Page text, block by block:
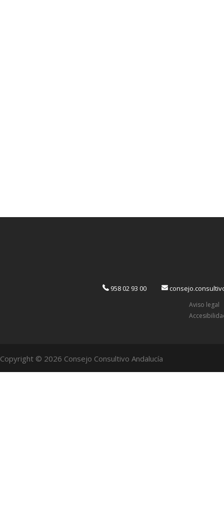
958 02 93 00
Aviso legal
Copyright © 2026 Consejo Consultivo Andalucía